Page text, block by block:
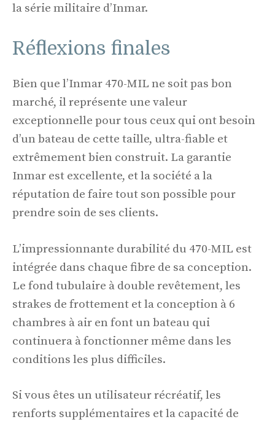
la série militaire d’Inmar.
Réflexions finales
Bien que l’Inmar 470-MIL ne soit pas bon
marché, il représente une valeur
exceptionnelle pour tous ceux qui ont besoin
d’un bateau de cette taille, ultra-fiable et
extrêmement bien construit. La garantie
Inmar est excellente, et la société a la
réputation de faire tout son possible pour
prendre soin de ses clients.
L’impressionnante durabilité du 470-MIL est
intégrée dans chaque fibre de sa conception.
Le fond tubulaire à double revêtement, les
strakes de frottement et la conception à 6
chambres à air en font un bateau qui
continuera à fonctionner même dans les
conditions les plus difficiles.
Si vous êtes un utilisateur récréatif, les
renforts supplémentaires et la capacité de